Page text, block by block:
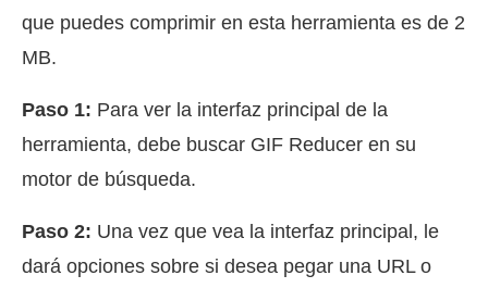
que puedes comprimir en esta herramienta es de 2
MB.
Paso 1: Para ver la interfaz principal de la
herramienta, debe buscar GIF Reducer en su
motor de búsqueda.
Paso 2: Una vez que vea la interfaz principal, le
dará opciones sobre si desea pegar una URL o